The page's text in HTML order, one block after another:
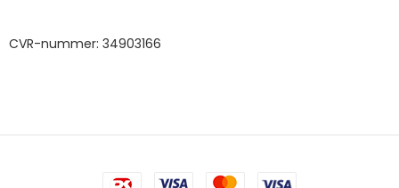
CVR-nummer: 34903166